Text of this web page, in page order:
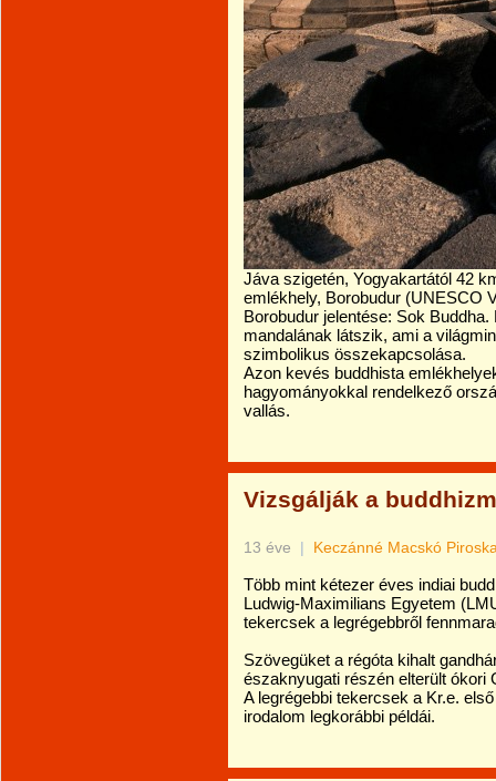
Jáva szigetén, Yogyakartától 42
emlékhely, Borobudur (UNESCO
Borobudur jelentése: Sok
mandalának látszik, ami a
szimbolikus összekapcsolása.
Azon kevés buddhista
hagyományokkal rendelkező
vallás.
Vizsgálják a
13 éve | Keczánné Macskó
Több mint kétezer éves indiai
Ludwig-Maximilians Egyetem
tekercsek a legrégebbről
Szövegüket a régóta kihalt
északnyugati részén elterült ókori
A legrégebbi tekercsek a Kr.e.
irodalom legkorábbi példái.